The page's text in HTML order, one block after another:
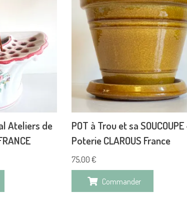
Ateliers de
POT à Trou et sa SOUCOUPE
Poterie CLAROUS France
75,00 €
Commander